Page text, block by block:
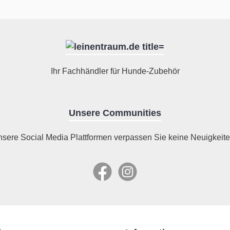
Ihr Fachhändler für Hunde-Zubehör
Unsere Communities
Social Media Plattformen verpassen Sie keine
FacebookInstagram